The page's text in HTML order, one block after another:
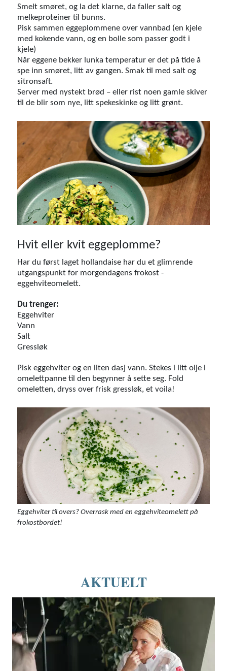
Smelt smøret, og la det klarne, da faller salt og
melkeproteiner til bunns.
Pisk sammen eggeplommene over vannbad (en kjele
med kokende vann, og en bolle som passer godt i
kjele)
Når eggene bekker lunka temperatur er det på tide å
spe inn smøret, litt av gangen. Smak til med salt og
sitronsaft.
Server med nystekt brød – eller rist noen gamle skiver
til de blir som nye, litt spekeskinke og litt grønt.
Hvit eller kvit eggeplomme?
Har du først laget hollandaise har du et glimrende
utgangspunkt for morgendagens frokost -
eggehviteomelett.
Du trenger:
Eggehviter
Vann
Salt
Gressløk
Pisk eggehviter og en liten dasj vann. Stekes i litt olje i
omelettpanne til den begynner å sette seg. Fold
omeletten, dryss over frisk gressløk, et voila!
Eggehviter til overs? Overrask med en eggehviteomelett på
frokostbordet!
AKTUELT